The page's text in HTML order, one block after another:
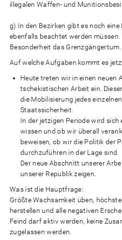
illegalen Waffen- und
In den Bezirken gibt es noch
ebenfalls beachtet werden müssen.
Besonderheit das Grenzgängertum.
Auf welche Aufgaben kommt es
Heute treten wir in einen neuen
tschekistischen Arbeit ein.
die Mobilisierung jedes
Staatssicherheit.
In der jetzigen Periode wird sich
wissen und ob wir überall
beweisen, ob wir die Politik der
durchzuführen in der Lage sind.
Der neue Abschnitt unserer
unserer Republik zeigen.
Was ist die Hauptfrage:
Größte Wachsamkeit üben,
herstellen und alle negativen
Feind darf aktiv werden, keine
zugelassen werden.